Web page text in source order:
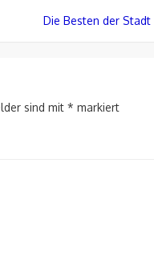
Die Besten der Stadt
sind mit * markiert